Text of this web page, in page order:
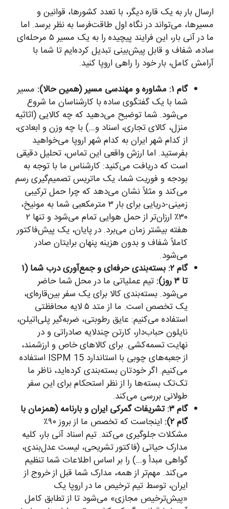
ارسال بار به یک قاره دیگر، با تعدد کشورها، قوانین و
مسیرها، می‌تواند در نگاه اول طاقت‌فرسا به نظر برسد. اما
ما در آنی بار، این فرایند پیچیده را به یک مسیر ۵ مرحله‌ای
ساده، شفاف و قابل پیش‌بینی تبدیل کرده‌ایم تا شما با
آرامش کامل، بار خود را راهی اروپا کنید.
گام ۱: مشاوره و مهندسی مسیر (همین حالا):
مسیر
شما با یک گفتگوی ساده با کارشناسان ما شروع
می‌شود. شما توضیح می‌دهید که چه کالایی (اثاثیه
منزل، کالای تجاری، اسناد و…) با چه وزن و ابعادی،
از کدام شهر ایران به کدام شهر اروپا می‌خواهید
بفرستید. اما ارزش واقعی این تماس، تحلیل دقیقی
است که دریافت می‌کنید: کارشناس ما با توجه به
بودجه و فوریت شما، یک ماتریس تصمیم‌گیری رسم
می‌کند و مثلاً نشان می‌دهد که چرا حمل ترکیبی
زمینی-دریایی برای بار ۳ مترمکعبی شما به مونیخ،
۳۰٪ ارزان‌تر از حمل هوایی تمام می‌شود و تنها ۲
هفته بیشتر زمان می‌برد. در پایان، یک پیش‌فاکتور
کاملاً شفاف و بدون هزینه پنهان برایتان صادر
می‌شود.
گام ۲: بسته‌بندی حرفه‌ای و جمع‌آوری درب شما (۱
تا ۳ روز):
تیم عملیاتی ما در محل شما حاضر
می‌شود. بسته‌بندی کالا برای یک سفر بین‌قاره‌ای،
یک تخصص است. ما از متد ۵ لایه محافظتی
استفاده می‌کنیم: عایق رطوبتی، ضربه‌گیر پلی‌اتیلن،
نایلون حباب‌دار، کارتن چندلایه صادراتی و در
نهایت تسمه‌کشی. برای کالاهای خاص و ارزشمند،
از جعبه‌های چوبی با استاندارد ISPM 15 استفاده
می‌کنیم. اگر خودتان بسته‌بندی کرده‌اید، ناظر ما
تک‌تک بسته‌ها را از نظر استحکام برای این سفر
طولانی بررسی می‌کند.
گام ۳: تشریفات گمرکی ایران و بارنامه (همزمان با
گام ۲):
اینجاست که تخصص ما از بروز ۹۰٪
مشکلات جلوگیری می‌کند. تیم اسناد آنی بار، کلیه
مدارک حیاتی (فاکتور تشریحی، لیست عدل‌بندی،
گواهی مبدأ و…) را بر اساس اطلاعات شما تنظیم
می‌کند. مهم‌تر از همه، مدارک شما قبل از خروج از
ایران، توسط تیم ترخیص ما در اروپا یک
«پیش‌ترخیص مجازی» می‌شود تا از تطابق کامل